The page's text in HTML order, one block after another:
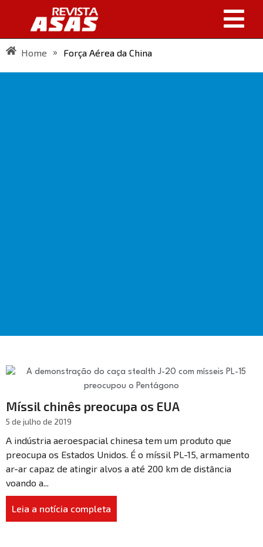
Home » Força Aérea da China
Míssil chinês preocupa os EUA
5 de julho de 2019
A indústria aeroespacial chinesa tem um produto que
preocupa os Estados Unidos. É o míssil PL-15, armamento
ar-ar capaz de atingir alvos a até 200 km de distância
voando a...
Leia a notícia completa